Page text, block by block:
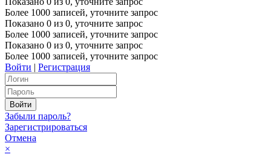
Более 1000 записей, уточните запрос
Показано 0 из 0, уточните запрос
Более 1000 записей, уточните запрос
Показано 0 из 0, уточните запрос
Более 1000 записей, уточните запрос
Войти | Регистрация
Забыли пароль?
Зарегистрироваться
Отмена
×